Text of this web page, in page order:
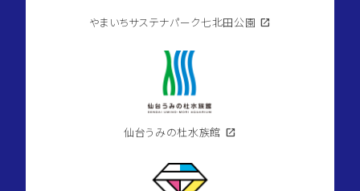
やまいちサステナパーク七北田公園 open_in_new
仙台うみの杜水族館 open_in_new